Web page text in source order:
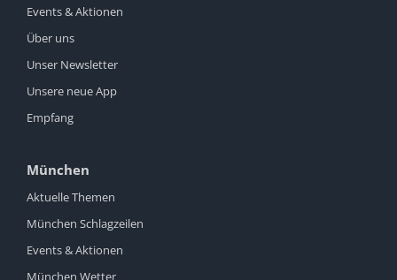
Events & Aktionen
Über uns
Unser Newsletter
Unsere neue App
Empfang
München
Aktuelle Themen
München Schlagzeilen
Events & Aktionen
München Wetter